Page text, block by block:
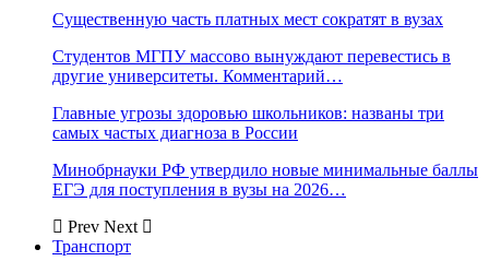
Существенную часть платных мест сократят в вузах
Студентов МГПУ массово вынуждают перевестись в
другие университеты. Комментарий…
Главные угрозы здоровью школьников: названы три
самых частых диагноза в России
Минобрнауки РФ утвердило новые минимальные баллы
ЕГЭ для поступления в вузы на 2026…
Prev Next
Транспорт